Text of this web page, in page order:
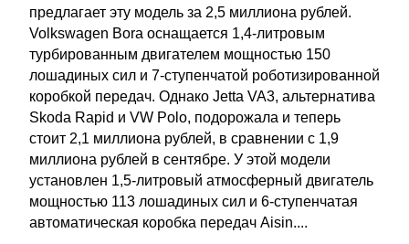
предлагает эту модель за 2,5 миллиона рублей.
Volkswagen Bora оснащается 1,4-литровым
турбированным двигателем мощностью 150
лошадиных сил и 7-ступенчатой роботизированной
коробкой передач. Однако Jetta VA3, альтернатива
Skoda Rapid и VW Polo, подорожала и теперь
стоит 2,1 миллиона рублей, в сравнении с 1,9
миллиона рублей в сентябре. У этой модели
установлен 1,5-литровый атмосферный двигатель
мощностью 113 лошадиных сил и 6-ступенчатая
автоматическая коробка передач Aisin....